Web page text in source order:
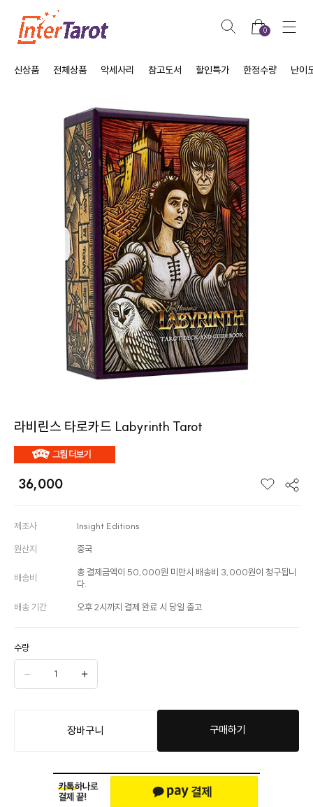
0
신상품 전체상품 악세사리 참고도서 할인특가 한정수량 난이
라비린스 타로카드 Labyrinth Tarot
36,000
제조사 Insight Editions
원산지 중국
배송비
총 결제금액이 50,000원 미만시 배송비 3,000원이 청구됩니
다.
배송 기간 오후 2시까지 결제 완료 시 당일 출고
수량
장바구니 구매하기